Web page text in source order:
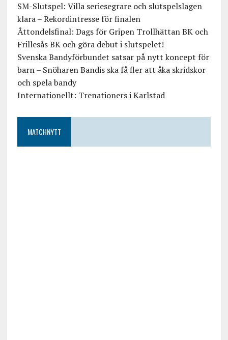
SM-Slutspel: Villa seriesegrare och slutspelslagen
klara – Rekordintresse för finalen
Åttondelsfinal: Dags för Gripen Trollhättan BK och
Frillesås BK och göra debut i slutspelet!
Svenska Bandyförbundet satsar på nytt koncept för
barn – Snöharen Bandis ska få fler att åka skridskor
och spela bandy
Internationellt: Trenationers i Karlstad
MATCHNYTT